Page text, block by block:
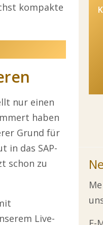
kompakte
nur einen
haben
Grund für
in das SAP-
schon zu
Live-